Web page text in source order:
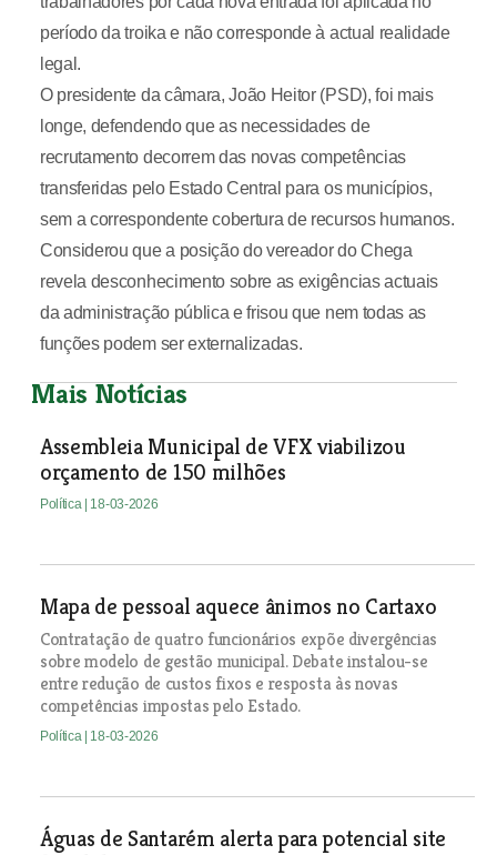
período da troika e não corresponde à actual realidade
legal.
O presidente da câmara, João Heitor (PSD), foi mais
longe, defendendo que as necessidades de
recrutamento decorrem das novas competências
transferidas pelo Estado Central para os municípios,
sem a correspondente cobertura de recursos humanos.
Considerou que a posição do vereador do Chega
revela desconhecimento sobre as exigências actuais
da administração pública e frisou que nem todas as
funções podem ser externalizadas.
Mais Notícias
Assembleia Municipal de VFX viabilizou
orçamento de 150 milhões
Política | 18-03-2026
Mapa de pessoal aquece ânimos no Cartaxo
Contratação de quatro funcionários expõe divergências
sobre modelo de gestão municipal. Debate instalou-se
entre redução de custos fixos e resposta às novas
competências impostas pelo Estado.
Política | 18-03-2026
Águas de Santarém alerta para potencial site